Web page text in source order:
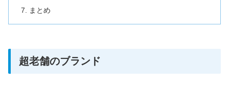
まとめ
超老舗のブランド